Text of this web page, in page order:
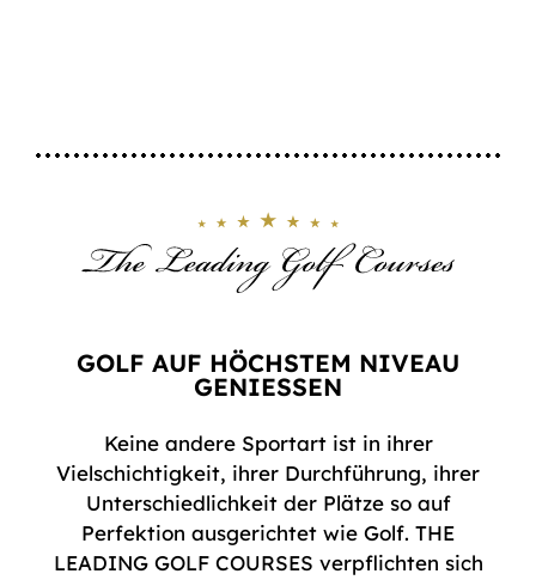
GOLF AUF HÖCHSTEM NIVEAU
GENIESSEN
Keine andere Sportart ist in ihrer
Vielschichtigkeit, ihrer Durchführung, ihrer
Unterschiedlichkeit der Plätze so auf
Perfektion ausgerichtet wie Golf. THE
LEADING GOLF COURSES verpflichten sich